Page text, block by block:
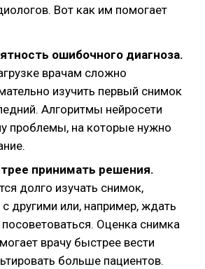
Вот как им помогает
ошибочного диагноза.
врачам сложно
изучить первый снимок
Алгоритмы нейросети
проблемы, на которые нужно
принимать решения.
долго изучать снимок,
с другими или, например, ждать
Оценка снимка
врачу быстрее вести
больше пациентов.